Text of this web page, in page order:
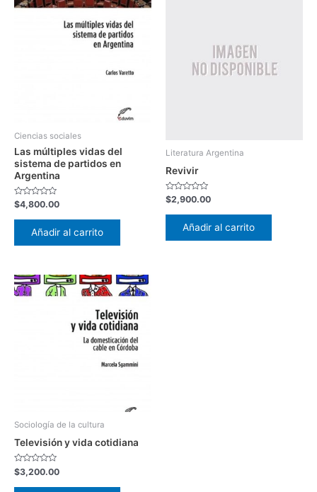
Ciencias sociales
Las múltiples vidas del
sistema de partidos en
Argentina
Valorado
con
0
$4,800.00
Añadir al carrito
Literatura Argentina
Revivir
Valorado
con
0
$2,900.00
Añadir al carrito
Sociología de la cultura
Televisión y vida cotidiana
Valorado
con
0
$3,200.00